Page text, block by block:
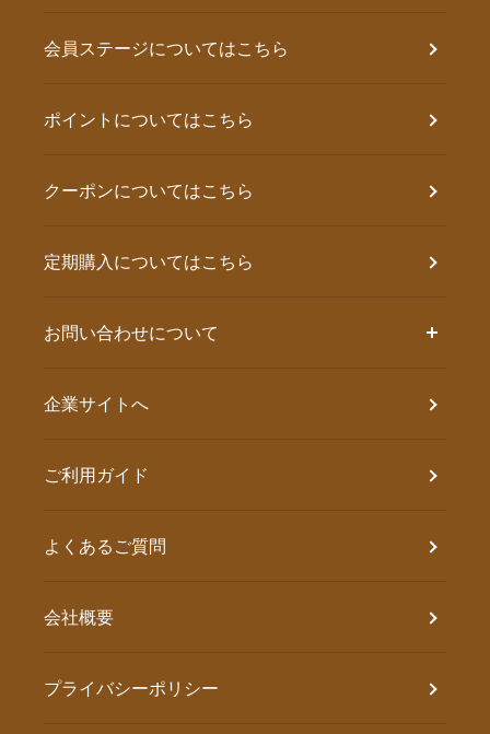
会員ステージについてはこちら
ポイントについてはこちら
クーポンについてはこちら
定期購入についてはこちら
お問い合わせについて
企業サイトへ
ご利用ガイド
よくあるご質問
会社概要
プライバシーポリシー